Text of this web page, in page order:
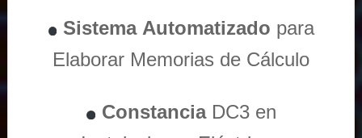
Sistema Automatizado para
Elaborar Memorias de Cálculo
ConstanciaDC3 en